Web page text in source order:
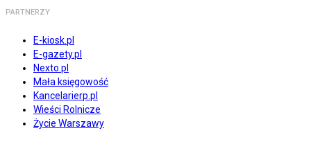
PARTNERZY
E-kiosk.pl
E-gazety.pl
Nexto.pl
Mała księgowość
Kancelarierp.pl
Wieści Rolnicze
Życie Warszawy